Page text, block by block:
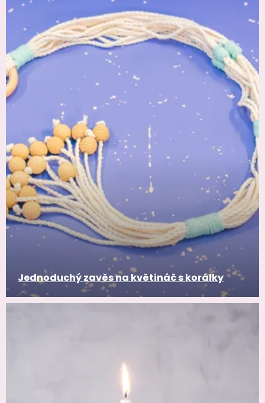
Jednoduchý zavěs na květináč s korálky